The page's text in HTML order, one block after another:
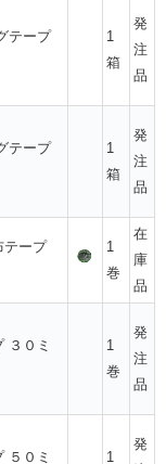
テープ
1
箱
発
注
品
テープ
1
箱
発
注
品
テープ
1
巻
在
庫
品
３０ミ
1
巻
発
注
品
５０ミ
1
発